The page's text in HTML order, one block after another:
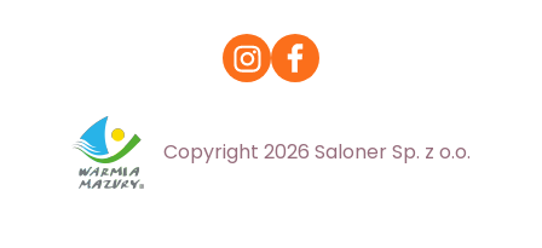
Copyright 2026 Saloner Sp. z o.o.